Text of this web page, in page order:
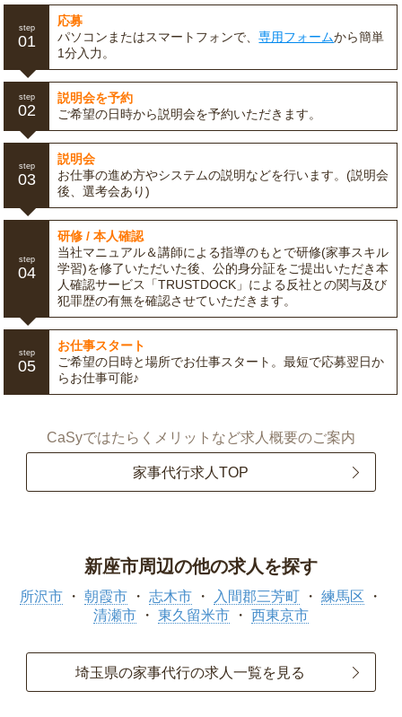
step
01
応募
パソコンまたはスマートフォンで、専用フォームから簡単
1分入力。
step
02
説明会を予約
ご希望の日時から説明会を予約いただきます。
step
03
説明会
お仕事の進め方やシステムの説明などを行います。(説明会
後、選考会あり)
step
04
研修 / 本人確認
当社マニュアル＆講師による指導のもとで研修(家事スキル
学習)を修了いただいた後、公的身分証をご提出いただき本
人確認サービス「TRUSTDOCK」による反社との関与及び
犯罪歴の有無を確認させていただきます。
step
05
お仕事スタート
ご希望の日時と場所でお仕事スタート。最短で応募翌日か
らお仕事可能♪
CaSyではたらくメリットなど求人概要のご案内
家事代行求人TOP
新座市周辺の他の求人を探す
所沢市 朝霞市 志木市 入間郡三芳町
練馬区
清瀬市
東久留米市 西東京市
埼玉県の家事代行の求人一覧を見る